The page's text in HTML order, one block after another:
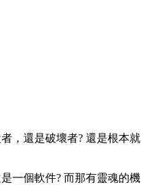
，還是破壞者? 還是根本就
一個軟件? 而那有靈魂的機